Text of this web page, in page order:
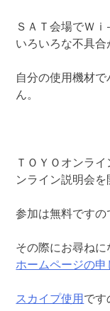
ＳＡＴ会場でＷ
いろいろな不具合
自分の使用機材
ん。
ＴＯＹＯオンラ
ンライン説明会を
参加は無料ですの
その際にお尋ねに
ホームページの申
スカイプ使用 です